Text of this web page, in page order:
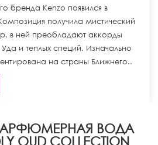
бренда Kenzo появился в
получила мистический
в ней преобладают аккорды
и теплых специй. Изначально
на страны Ближнего..
ВОДА
OUD COLLECTION